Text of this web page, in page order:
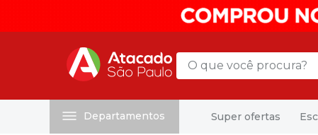
O que você procura?
Departamentos Super ofertas